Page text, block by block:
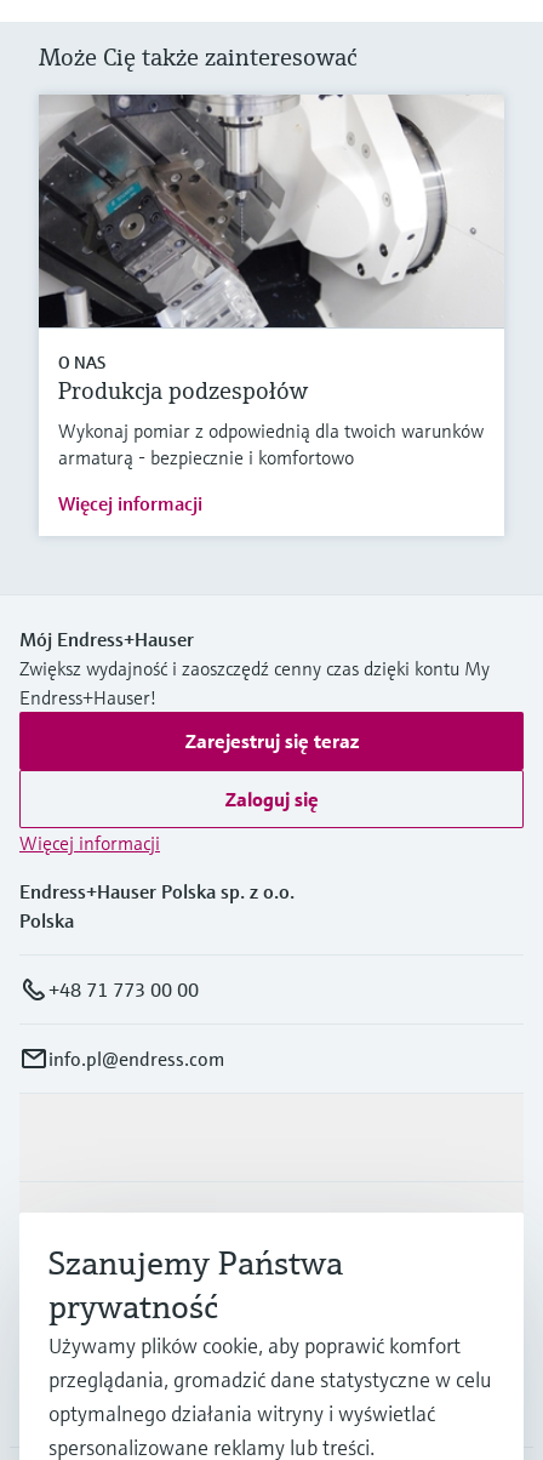
Może Cię także zainteresować
O NAS
Produkcja podzespołów
Wykonaj pomiar z odpowiednią dla twoich warunków
armaturą - bezpiecznie i komfortowo
Więcej informacji
Mój Endress+Hauser
Zwiększ wydajność i zaoszczędź cenny czas dzięki kontu My
Endress+Hauser!
Zarejestruj się teraz
Zaloguj się
Więcej informacji
Endress+Hauser Polska sp. z o.o.
Polska
+48 71 773 00 00
info.pl@endress.com
Wsparcie
O firmie
Szanujemy Państwa
prywatność
Używamy plików cookie, aby poprawić komfort
przeglądania, gromadzić dane statystyczne w celu
optymalnego działania witryny i wyświetlać
spersonalizowane reklamy lub treści.